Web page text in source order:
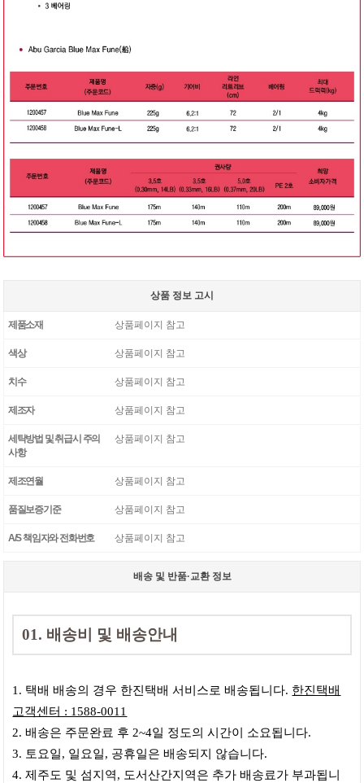
상품 정보 고시
제품소재 상품페이지 참고
색상 상품페이지 참고
치수 상품페이지 참고
제조자 상품페이지 참고
세탁방법 및 취급시 주의
사항
상품페이지 참고
제조연월 상품페이지 참고
품질보증기준 상품페이지 참고
A/S 책임자와 전화번호 상품페이지 참고
배송 및 반품·교환 정보
01. 배송비 및 배송안내
1. 택배 배송의 경우 한진택배 서비스로 배송됩니다. 한진택배
고객센터 : 1588-0011
2. 배송은 주문완료 후 2~4일 정도의 시간이 소요됩니다.
3. 토요일, 일요일, 공휴일은 배송되지 않습니다.​
4. 제주도 및 섬지역, 도서산간지역은 추가 배송료가 부과됩니